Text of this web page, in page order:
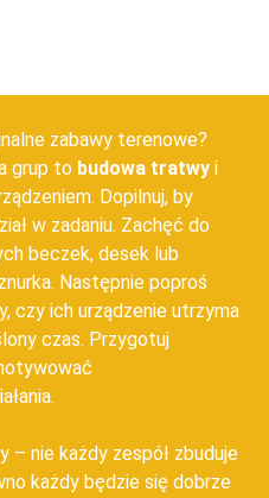
zabawy terenowe?
grup to budowa tratwy i
Dopilnuj, by
w zadaniu. Zachęć do
beczek, desek lub
Następnie poproś
czy ich urządzenie utrzyma
czas. Przygotuj
– nie każdy zespół zbuduje
każdy będzie się dobrze